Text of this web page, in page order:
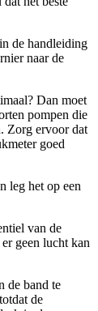
de handleiding
naar de
Dan moet
pompen die
Zorg ervoor dat
goed
leg het op een
van de
geen lucht kan
de band te
de